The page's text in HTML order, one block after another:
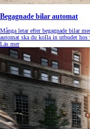
Begagnade bilar automat
Många letar efter begagnade bilar
automat ska du kolla in utbudet hos
Läs mer